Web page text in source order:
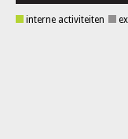
interne activiteiten